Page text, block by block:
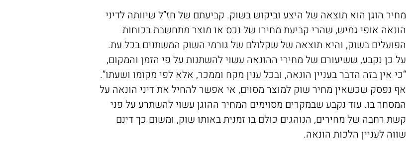
מחיר הוגן הוא תוצאה של היצע וביקוש בשוק. קביעתם של חז”ל שיוותה לדיני
הונאה אופי גמיש, שהרי קביעת מחירו של נכס או מוצר מתחשבת בכוחות
הפועלים בשוק, והיא תוצאה של שקלולם של גורמי השוק המשתנים בכל עת.
על כן נקבע, ששיעורם של מחירי ההונאה עשוי להשתנות על פי הזמן והמקום,
“כי אין בזה הדבר בעניין הונאה, ובכל ענין מקח וממכר, אלא לפי מקומו ושעתו”.
אף נפסק שכשאין מחיר שוק למוצר מסוים, אי אפשר להחיל את דיני הונאה על
המסחר בו. עוד נקבע שבמקרים מסוימים המחיר ההוגן עשוי להשתרע על פני
קשת רחבה של מחירים, הנוהגים כולם בו זמנית באותו שוק, ומשום כך דינם
שווה לעניין הלכות הונאה.